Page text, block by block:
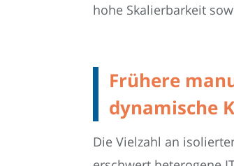
hohe Skalierbarkeit
Frühere
dynamische
Die Vielzahl an